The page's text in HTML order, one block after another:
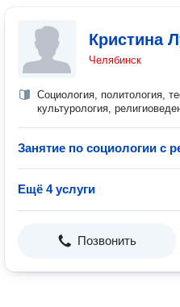
Кристина
Челябинск
Социология, политология,
культурология,
Занятие по социологии с
Ещё 4 услуги
Позвонить